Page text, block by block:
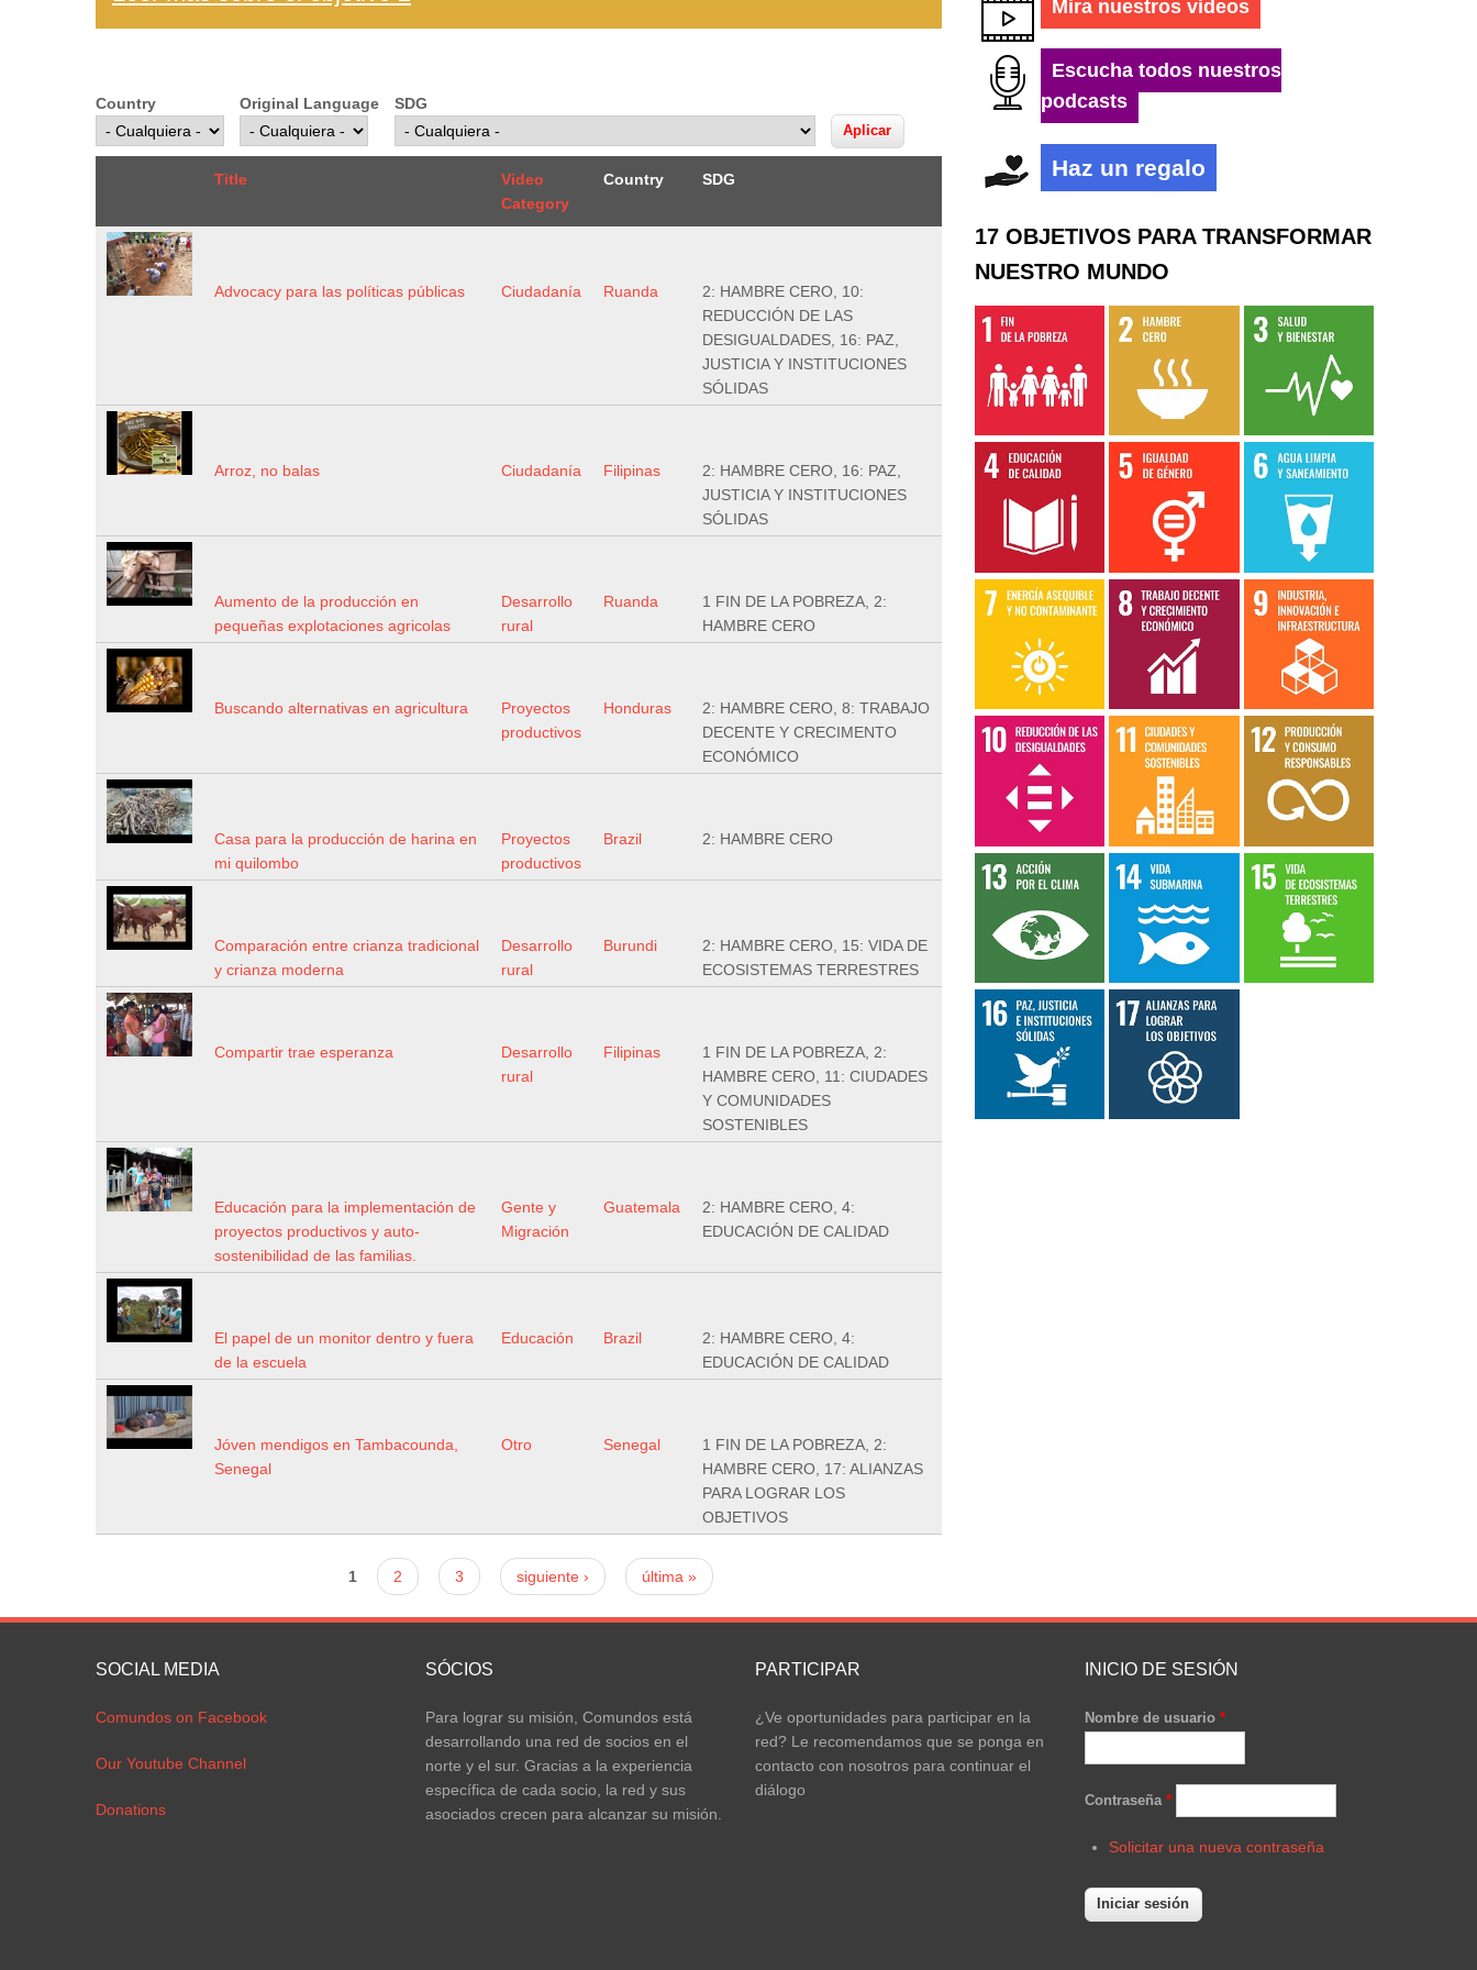
Country Original Language SDG
Title
Video
Category
Country SDG
Advocacy para las políticas públicas Ciudadanía Ruanda
2: HAMBRE CERO, 10:
REDUCCIÓN DE LAS
DESIGUALDADES, 16: PAZ,
JUSTICIA Y INSTITUCIONES
SÓLIDAS
Arroz, no balas Ciudadanía Filipinas
2: HAMBRE CERO, 16: PAZ,
JUSTICIA Y INSTITUCIONES
SÓLIDAS
Aumento de la producción en
pequeñas explotaciones agricolas
Desarrollo
rural
Ruanda
1 FIN DE LA POBREZA, 2:
HAMBRE CERO
Buscando alternativas en agricultura
Proyectos
productivos
Honduras
2: HAMBRE CERO, 8: TRABAJO
DECENTE Y CRECIMENTO
ECONÓMICO
Casa para la producción de harina en
mi quilombo
Proyectos
productivos
Brazil 2: HAMBRE CERO
Comparación entre crianza tradicional
y crianza moderna
Desarrollo
rural
Burundi
2: HAMBRE CERO, 15: VIDA DE
ECOSISTEMAS TERRESTRES
Compartir trae esperanza
Desarrollo
rural
Filipinas
1 FIN DE LA POBREZA, 2:
HAMBRE CERO, 11: CIUDADES
Y COMUNIDADES
SOSTENIBLES
Educación para la implementación de
proyectos productivos y auto-
sostenibilidad de las familias.
Gente y
Migración
Guatemala
2: HAMBRE CERO, 4:
EDUCACIÓN DE CALIDAD
El papel de un monitor dentro y fuera
de la escuela
Educación Brazil
2: HAMBRE CERO, 4:
EDUCACIÓN DE CALIDAD
Jóven mendigos en Tambacounda,
Senegal
Otro Senegal
1 FIN DE LA POBREZA, 2:
HAMBRE CERO, 17: ALIANZAS
PARA LOGRAR LOS
OBJETIVOS
1 2 3 siguiente › última »
Mira nuestros videos
Escucha todos nuestros
podcasts
Haz un regalo
17 OBJETIVOS PARA TRANSFORMAR
NUESTRO MUNDO
SOCIAL MEDIA
Comundos on Facebook
Our Youtube Channel
Donations
SÓCIOS
Para lograr su misión, Comundos está
desarrollando una red de socios en el
norte y el sur. Gracias a la experiencia
específica de cada socio, la red y sus
asociados crecen para alcanzar su misión.
PARTICIPAR
¿Ve oportunidades para participar en la
red? Le recomendamos que se ponga en
contacto con nosotros para continuar el
diálogo
INICIO DE SESIÓN
Nombre de usuario *
Contraseña *
Solicitar una nueva contraseña